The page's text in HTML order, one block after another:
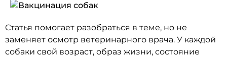
Статья помогает разобраться в теме, но не
заменяет осмотр ветеринарного врача. У каждой
собаки свой возраст, образ жизни, состояние